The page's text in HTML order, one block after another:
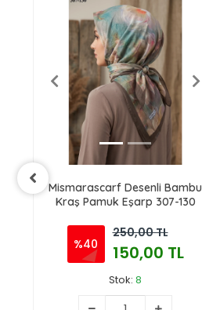
Mismarascarf Desenli Bambu
Kraş Pamuk Eşarp 307-130
%40
250,00 TL
150,00 TL
Stok: 8